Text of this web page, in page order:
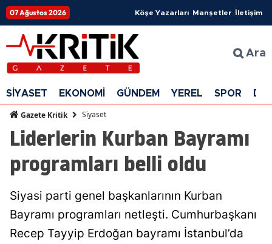
07 Ağustos 2026 Köşe Yazarları Manşetler İletişim
Ara
SİYASET EKONOMİ GÜNDEM YEREL SPOR
Gazete Kritik Siyaset
Liderlerin Kurban Bayramı
programları belli oldu
Siyasi parti genel başkanlarının Kurban
Bayramı programları netleşti. Cumhurbaşkanı
Recep Tayyip Erdoğan bayramı İstanbul’da